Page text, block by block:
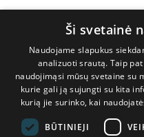
Prekių
Ši svetainė
Naudojame slapukus
analizuoti srautą. Taip
naudojimąsi mūsų svetaine su
kurie gali ją sujungti su kita
kurią jie surinko, kai
BŪTINIEJI